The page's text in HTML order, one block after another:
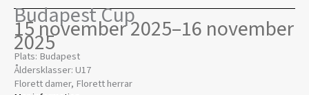
Budapest Cup
15 november 2025–16 november
2025
Plats: Budapest
Åldersklasser: U17
Florett damer, Florett herrar